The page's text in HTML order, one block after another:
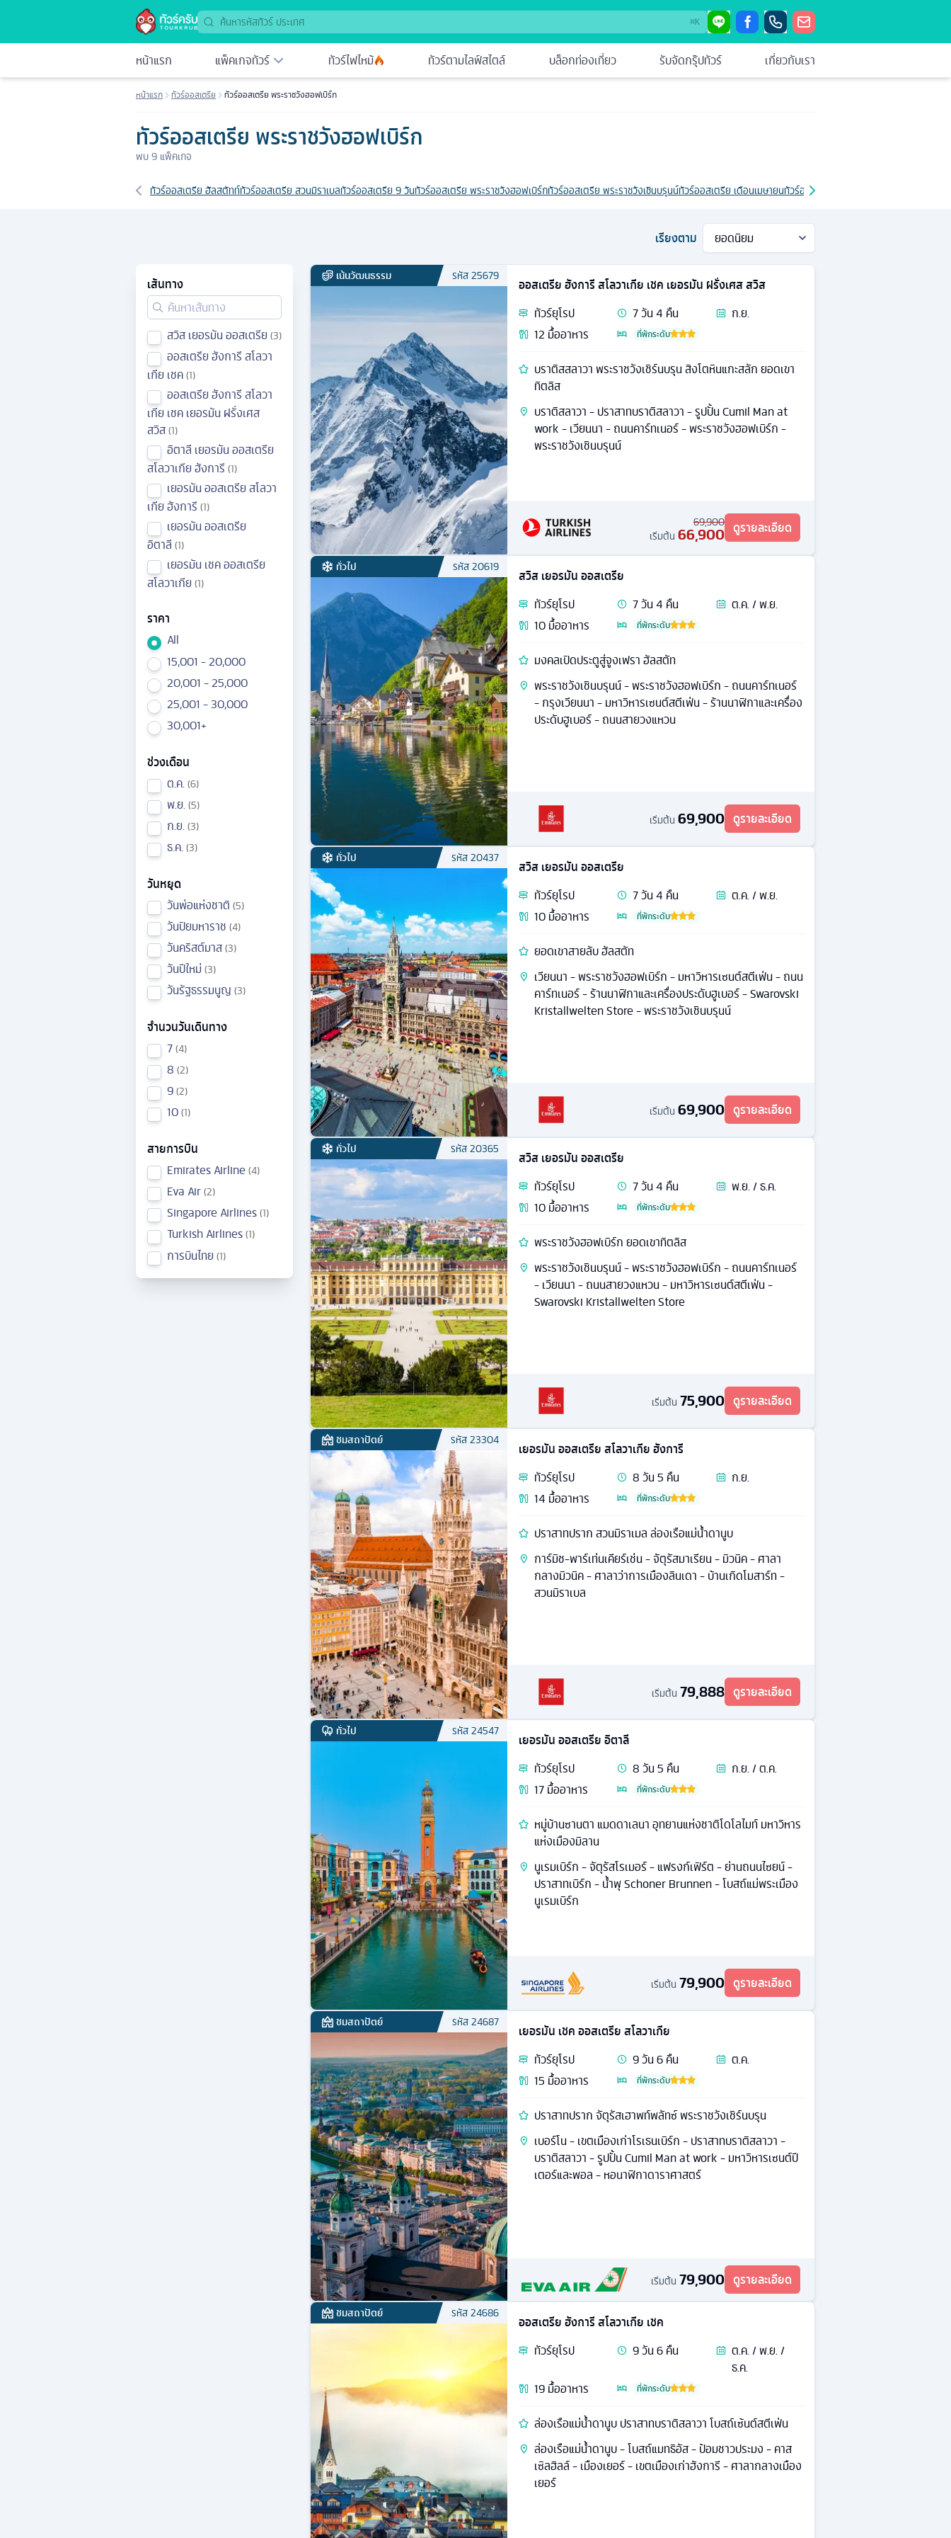
⌘K
หน้าแรก แพ็คเกจทัวร์ ทัวร์ไฟไหม้ ทัวร์ตามไลฟ์สไตล์ บล็อกท่องเที่ยว รับจัดกรุ๊ปทัวร์ เกี่ยวกับเรา
หน้าแรก ทัวร์ออสเตรีย ทัวร์ออสเตรีย พระราชวังฮอฟเบิร์ก
ทัวร์ออสเตรีย พระราชวังฮอฟเบิร์ก
พบ9 แพ็คเกจ
เส้นทางที่เกี่ยวข้อง
ทัวร์ออสเตรีย ฮัลสตัทท์ทัวร์ออสเตรีย สวนมิราเบลทัวร์ออสเตรีย 9 วันทัวร์ออสเตรีย พระราชวังฮอฟเบิร์กทัวร์ออสเตรีย พระราชวังเชินบรุนน์ทัวร์ออสเตรีย เดือนเมษายนทัวร์ออสเตรีย 10 วัน
เรียงตาม
เส้นทาง
สวิส เยอรมัน ออสเตรีย 3
ออสเตรีย ฮังการี สโลวา
เกีย เชค 1
ออสเตรีย ฮังการี สโลวา
เกีย เชค เยอรมัน ฝรั่งเศส
สวิส 1
อิตาลี เยอรมัน ออสเตรีย
สโลวาเกีย ฮังการี 1
เยอรมัน ออสเตรีย สโลวา
เกีย ฮังการี 1
เยอรมัน ออสเตรีย
อิตาลี 1
เยอรมัน เชค ออสเตรีย
สโลวาเกีย 1
ราคา
All
15,001 - 20,000
20,001 - 25,000
25,001 - 30,000
30,001+
ช่วงเดือน
ต.ค. 6
พ.ย. 5
ก.ย. 3
ธ.ค. 3
วันหยุด
วันพ่อแห่งชาติ 5
วันปิยมหาราช 4
วันคริสต์มาส 3
วันปีใหม่ 3
วันรัฐธรรมนูญ 3
จำนวนวันเดินทาง
7 4
8 2
9 2
10 1
สายการบิน
Emirates Airline 4
Eva Air 2
Singapore Airlines 1
Turkish Airlines 1
การบินไทย 1
เน้นวัฒนธรรม รหัส25679
ออสเตรีย ฮังการี สโลวาเกีย เชค เยอรมัน ฝรั่งเศส สวิส
ทัวร์ยุโรป 7วัน4 คืน
ก.ย.
12 มื้ออาหาร ที่พักระดับ
บราติสสลาวา พระราชวังเชิร์นบรุน สิงโตหินแกะสลัก ยอดเขา
ทิตลิส
บราติสลาวา - ปราสาทบราติสลาวา - รูปปั้น Cumil Man at
work - เวียนนา - ถนนคาร์ทเนอร์ - พระราชวังฮอฟเบิร์ก -
พระราชวังเชินบรุนน์
69,900
เริ่มต้น 66,900 ดูรายละเอียด
ทั่วไป รหัส20619
สวิส เยอรมัน ออสเตรีย
ทัวร์ยุโรป 7วัน4 คืน
ต.ค. / พ.ย.
10มื้ออาหาร ที่พักระดับ
มงคลเปิดประตูสู่จูงเฟรา ฮัลสตัท
พระราชวังเชินบรุนน์ - พระราชวังฮอฟเบิร์ก - ถนนคาร์ทเนอร์
- กรุงเวียนนา - มหาวิหารเซนต์สตีเฟ่น - ร้านนาฬิกาและเครื่อง
ประดับฮูเบอร์ - ถนนสายวงแหวน
เริ่มต้น 69,900 ดูรายละเอียด
ทั่วไป รหัส20437
สวิส เยอรมัน ออสเตรีย
ทัวร์ยุโรป 7วัน4 คืน
ต.ค. / พ.ย.
10มื้ออาหาร ที่พักระดับ
ยอดเขาสายลับ ฮัลสตัท
เวียนนา - พระราชวังฮอฟเบิร์ก - มหาวิหารเซนต์สตีเฟ่น - ถนน
คาร์ทเนอร์ - ร้านนาฬิกาและเครื่องประดับฮูเบอร์ - Swarovski
Kristallwelten Store - พระราชวังเชินบรุนน์
เริ่มต้น 69,900 ดูรายละเอียด
ทั่วไป รหัส20365
สวิส เยอรมัน ออสเตรีย
ทัวร์ยุโรป 7วัน4 คืน
พ.ย. / ธ.ค.
10มื้ออาหาร ที่พักระดับ
พระราชวังฮอฟเบิร์ก ยอดเขาทิตลิส
พระราชวังเชินบรุนน์ - พระราชวังฮอฟเบิร์ก - ถนนคาร์ทเนอร์
- เวียนนา - ถนนสายวงแหวน - มหาวิหารเซนต์สตีเฟ่น -
Swarovski Kristallwelten Store
เริ่มต้น 75,900 ดูรายละเอียด
ชมสถาปัตย์ รหัส23304
เยอรมัน ออสเตรีย สโลวาเกีย ฮังการี
ทัวร์ยุโรป 8วัน5 คืน
ก.ย.
14 มื้ออาหาร ที่พักระดับ
ปราสาทปราก สวนมิราเมล ล่องเรือแม่น้ำดานูบ
การ์มิช-พาร์เท่นเคียร์เช่น - จัตุรัสมาเรียน - มิวนิค - ศาลา
กลางมิวนิค - ศาลาว่าการเมืองลินเดา - บ้านเกิดโมสาร์ท -
สวนมิราเบล
เริ่มต้น 79,888 ดูรายละเอียด
ทั่วไป รหัส24547
เยอรมัน ออสเตรีย อิตาลี
ทัวร์ยุโรป 8วัน5 คืน
ก.ย. / ต.ค.
17มื้ออาหาร ที่พักระดับ
หมู่บ้านซานตา แมดดาเลนา อุทยานแห่งชาติโดโลไมท์ มหาวิหาร
แห่งเมืองมิลาน
นูเรมเบิร์ก - จัตุรัสโรเมอร์ - แฟรงก์เฟิร์ต - ย่านถนนไซยน์ -
ปราสาทเบิร์ก - น้ำพุ Schoner Brunnen - โบสถ์แม่พระเมือง
นูเรมเบิร์ก
เริ่มต้น 79,900 ดูรายละเอียด
ชมสถาปัตย์ รหัส24687
เยอรมัน เชค ออสเตรีย สโลวาเกีย
ทัวร์ยุโรป 9วัน6คืน
ต.ค.
15 มื้ออาหาร ที่พักระดับ
ปราสาทปราก จัตุรัสเฮาพท์พลัทซ์ พระราชวังเชิร์นบรุน
เบอร์โน - เขตเมืองเก่าโรเธนเบิร์ก - ปราสาทบราติสลาวา -
บราติสลาวา - รูปปั้น Cumil Man at work - มหาวิหารเซนต์ปี
เตอร์และพอล - หอนาฬิกาดาราศาสตร์
เริ่มต้น 79,900 ดูรายละเอียด
ชมสถาปัตย์ รหัส24686
ออสเตรีย ฮังการี สโลวาเกีย เชค
ทัวร์ยุโรป 9วัน6คืน
ต.ค. / พ.ย. /
ธ.ค.
19มื้ออาหาร ที่พักระดับ
ล่องเรือแม่น้ำดานูบ ปราสาทบราติสลาวา โบสถ์เซ้นต์สตีเฟ่น
ล่องเรือแม่น้ำดานูบ - โบสถ์แมทธิอัส - ป้อมชาวประมง - คาส
เซิลฮิลล์ - เมืองเยอร์ - เขตเมืองเก่าฮังการี - ศาลากลางเมือง
เยอร์